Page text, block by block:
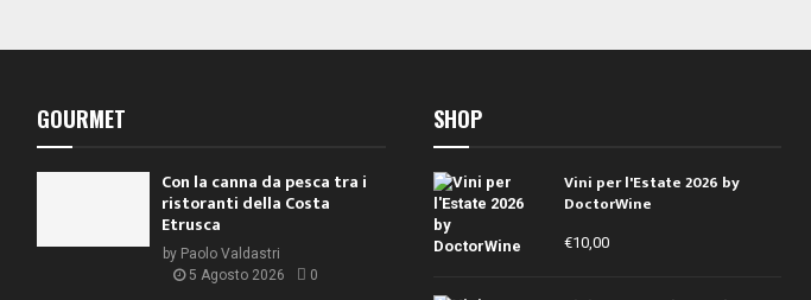
GOURMET
Con la canna da pesca tra i
ristoranti della Costa
Etrusca
by Paolo Valdastri
5 Agosto 2026
0
SHOP
Vini per l'Estate 2026 by
DoctorWine
€10,00